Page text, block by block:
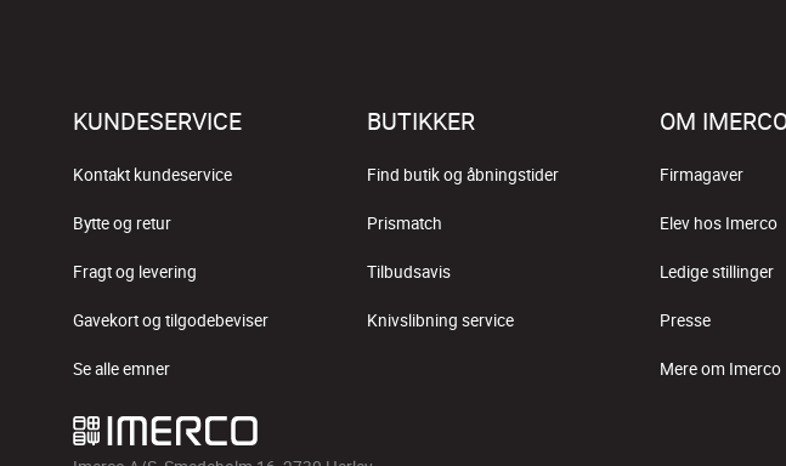
KUNDESERVICE
Kontakt kundeservice
Bytte og retur
Fragt og levering
Gavekort og tilgodebeviser
Se alle emner
BUTIKKER
Find butik og åbningstider
Prismatch
Tilbudsavis
Knivslibning service
OM
Firmagaver
Elev hos Imerco
Ledige stillinger
Presse
Mere om Imerco